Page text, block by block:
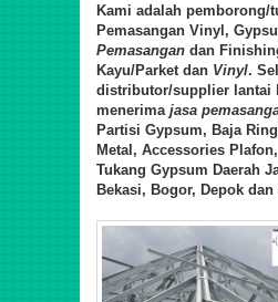
Kami adalah pemborong/
Pemasangan Vinyl,
Pemasangan dan
Kayu/Parket dan Vinyl.
distributor/supplier lantai
menerima jasa
Partisi Gypsum, Baja
Metal, Accessories
Tukang Gypsum Daerah
Bekasi, Bogor, Depok dan